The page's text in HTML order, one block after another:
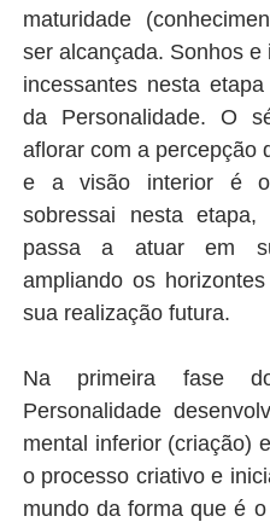
maturidade
ser alcançada. Sonhos
incessantes nesta
da Personalidade. O
aflorar com a percepção
e a visão interior é
sobressai nesta etapa,
passa a atuar em
ampliando os
sua realização futura.
Na primeira fase
Personalidade
mental inferior (criação)
o processo criativo e
mundo da forma que é